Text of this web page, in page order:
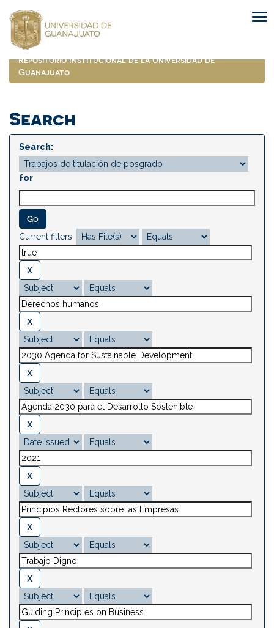
navigation
Repositorio Institucional de la Universidad de
Guanajuato
Search
Search:
for
Current filters: